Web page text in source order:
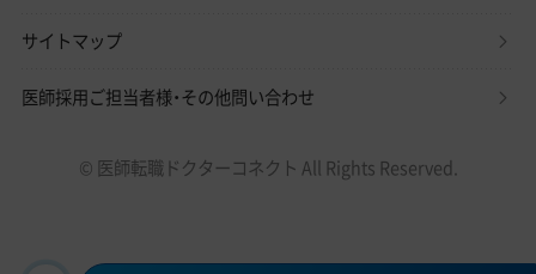
サイトマップ
医師採用ご担当者様・その他問い合わせ
© 医師転職ドクターコネクト All Rights Reserved.